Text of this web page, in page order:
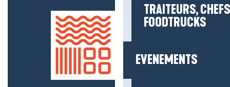
TRAITEURS,
FOODTRUCKS
EVENEMENTS